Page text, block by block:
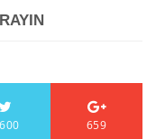
659